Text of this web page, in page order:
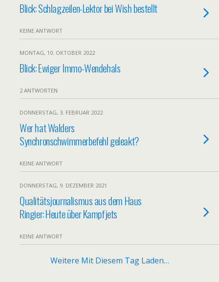
Blick: Schlagzeilen-Lektor bei Wish bestellt
KEINE ANTWORT
MONTAG, 10. OKTOBER 2022
Blick: Ewiger Immo-Wendehals
2 ANTWORTEN
DONNERSTAG, 3. FEBRUAR 2022
Wer hat Walders
Synchronschwimmerbefehl geleakt?
KEINE ANTWORT
DONNERSTAG, 9. DEZEMBER 2021
Qualitätsjournalismus aus dem Haus
Ringier: Heute über Kampfjets
KEINE ANTWORT
Weitere Mit Diesem Tag Laden…